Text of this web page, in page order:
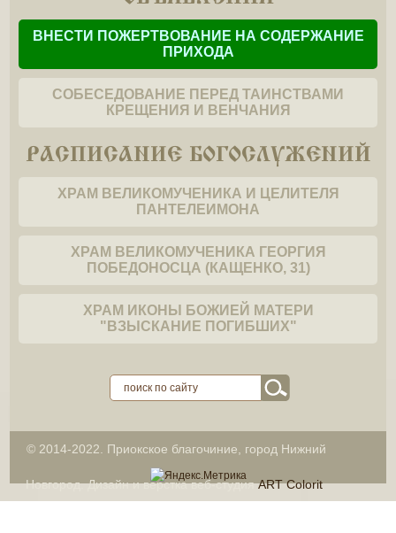
ВНЕСТИ ПОЖЕРТВОВАНИЕ НА СОДЕРЖАНИЕ
ПРИХОДА
СОБЕСЕДОВАНИЕ ПЕРЕД ТАИНСТВАМИ
КРЕЩЕНИЯ И ВЕНЧАНИЯ
РАСПИСАНИЕ БОГОСЛУЖЕНИЙ
ХРАМ ВЕЛИКОМУЧЕНИКА И ЦЕЛИТЕЛЯ
ПАНТЕЛЕИМОНА
ХРАМ ВЕЛИКОМУЧЕНИКА ГЕОРГИЯ
ПОБЕДОНОСЦА (КАЩЕНКО, 31)
ХРАМ ИКОНЫ БОЖИЕЙ МАТЕРИ
"ВЗЫСКАНИЕ ПОГИБШИХ"
© 2014-2022. Приокское благочиние, город Нижний
Новгород. Дизайн и вёрстка веб-студияART Colorit